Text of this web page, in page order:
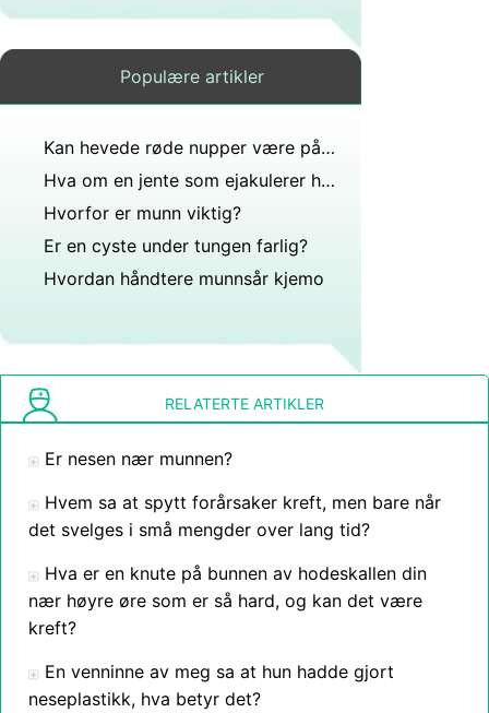
Populære artikler
Kan hevede røde nupper være på tungen med streptokokker i halsen?
Hva om en jente som ejakulerer har brunt i seg?
Hvorfor er munn viktig?
Er en cyste under tungen farlig?
Hvordan håndtere munnsår kjemo
RELATERTE ARTIKLER
Er nesen nær munnen?
Hvem sa at spytt forårsaker kreft, men bare når
det svelges i små mengder over lang tid?
Hva er en knute på bunnen av hodeskallen din
nær høyre øre som er så hard, og kan det være
kreft?
En venninne av meg sa at hun hadde gjort
neseplastikk, hva betyr det?